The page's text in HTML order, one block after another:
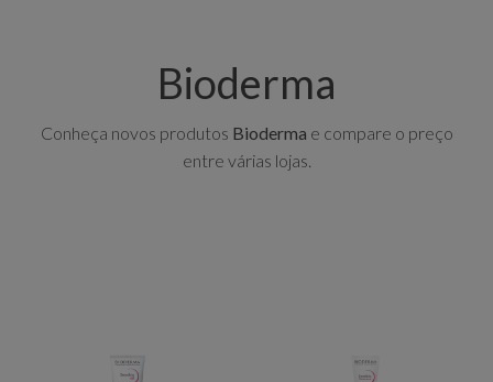
Bioderma
Conheça novos produtos Bioderma e compare o preço
entre várias lojas.